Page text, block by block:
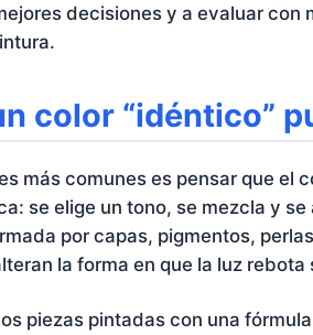
decisiones y a evaluar con
color “idéntico”
más comunes es pensar que el
se elige un tono, se mezcla y
por capas, pigmentos,
la forma en que la luz
piezas pintadas con una